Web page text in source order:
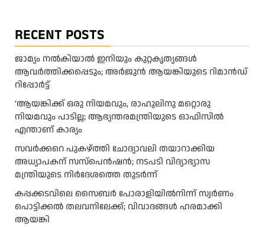
RECENT POSTS
ജാമ്യം നൽകിയാൽ ഇനിയും കുറ്റകൃത്യങ്ങൾ
ആവർത്തിക്കപ്പെടും; അർജുൻ ആയങ്കിയുടെ റിമാൻഡ്
റിപ്പോർട്ട്
‘ആയങ്കിക്ക് ഒരു നിയമവും, രാഹുലിനു മറ്റൊരു
നിയമവും പാടില്ല; ആഭ്യന്തരമന്ത്രിയുടെ ഓഫിസിൽ
എന്താണ് കാര്യം
സവർക്കറെ പുകഴ്ത്തി ചോദ്യാവലി തയാറാക്കിയ
അധ്യാപകന് സസ്പെൻഷൻ; നടപടി വിദ്യാഭ്യാസ
മന്ത്രിയുടെ നിർദേശത്തെ തുടർന്ന്
കപ്പക്കടവിലെ സൈബർ പോരാളിയിൽനിന്ന് സ്വർണം
പൊട്ടിക്കൽ തലവനിലേക്ക്; വിവാദങ്ങൾ ഹരമാക്കി
ആയങ്കി